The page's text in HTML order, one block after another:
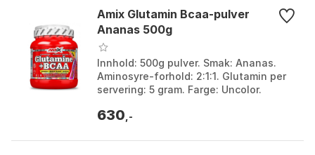
Amix Glutamin Bcaa-pulver
Ananas 500g
Innhold: 500g pulver. Smak: Ananas.
Aminosyre-forhold: 2:1:1. Glutamin per
servering: 5 gram. Farge: Uncolor.
630 ,-